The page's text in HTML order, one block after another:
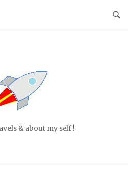
& about my self !